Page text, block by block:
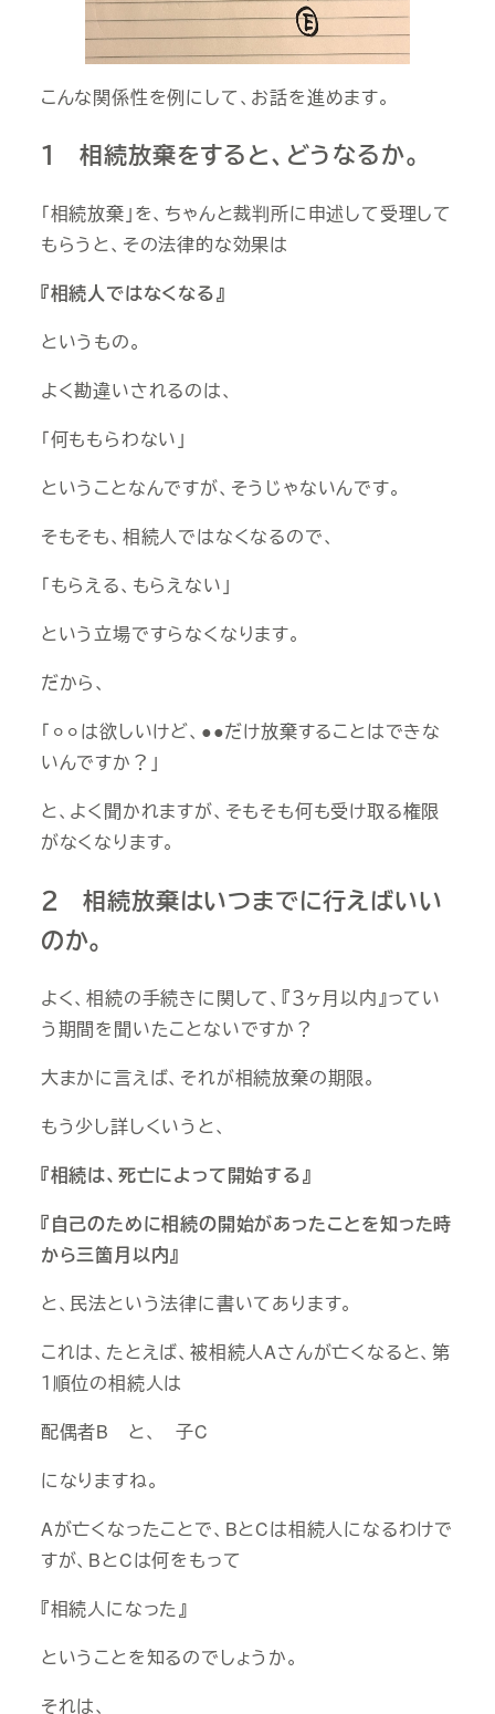
こんな関係性を例にして、お話を進めます。
１ 相続放棄をすると、どうなるか。
「相続放棄」を、ちゃんと裁判所に申述して受理して
もらうと、その法律的な効果は
『相続人ではなくなる』
というもの。
よく勘違いされるのは、
「何ももらわない」
ということなんですが、そうじゃないんです。
そもそも、相続人ではなくなるので、
「もらえる、もらえない」
という立場ですらなくなります。
だから、
「⚪︎⚪︎は欲しいけど、●●だけ放棄することはできな
いんですか？」
と、よく聞かれますが、そもそも何も受け取る権限
がなくなります。
２ 相続放棄はいつまでに行えばいい
のか。
よく、相続の手続きに関して、『３ヶ月以内』ってい
う期間を聞いたことないですか？
大まかに言えば、それが相続放棄の期限。
もう少し詳しくいうと、
『相続は、死亡によって開始する』
『自己のために相続の開始があったことを知った時
から三箇月以内』
と、民法という法律に書いてあります。
これは、たとえば、被相続人Aさんが亡くなると、第
１順位の相続人は
配偶者B と、 子C
になりますね。
Aが亡くなったことで、BとCは相続人になるわけで
すが、BとCは何をもって
『相続人になった』
ということを知るのでしょうか。
それは、